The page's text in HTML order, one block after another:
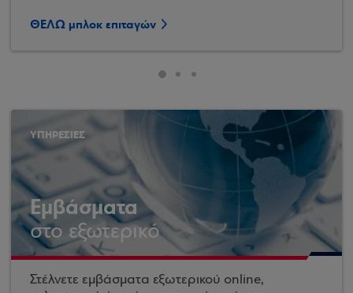
ΘΕΛΩ μπλοκ επιταγών
ΥΠΗΡΕΣΙΕΣ
Εμβάσματα
στο εξωτερικό
Στέλνετε εμβάσματα εξωτερικού online,